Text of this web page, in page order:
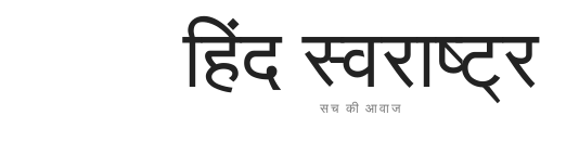
हिंद स्वराष्ट्र
सच की आवाज